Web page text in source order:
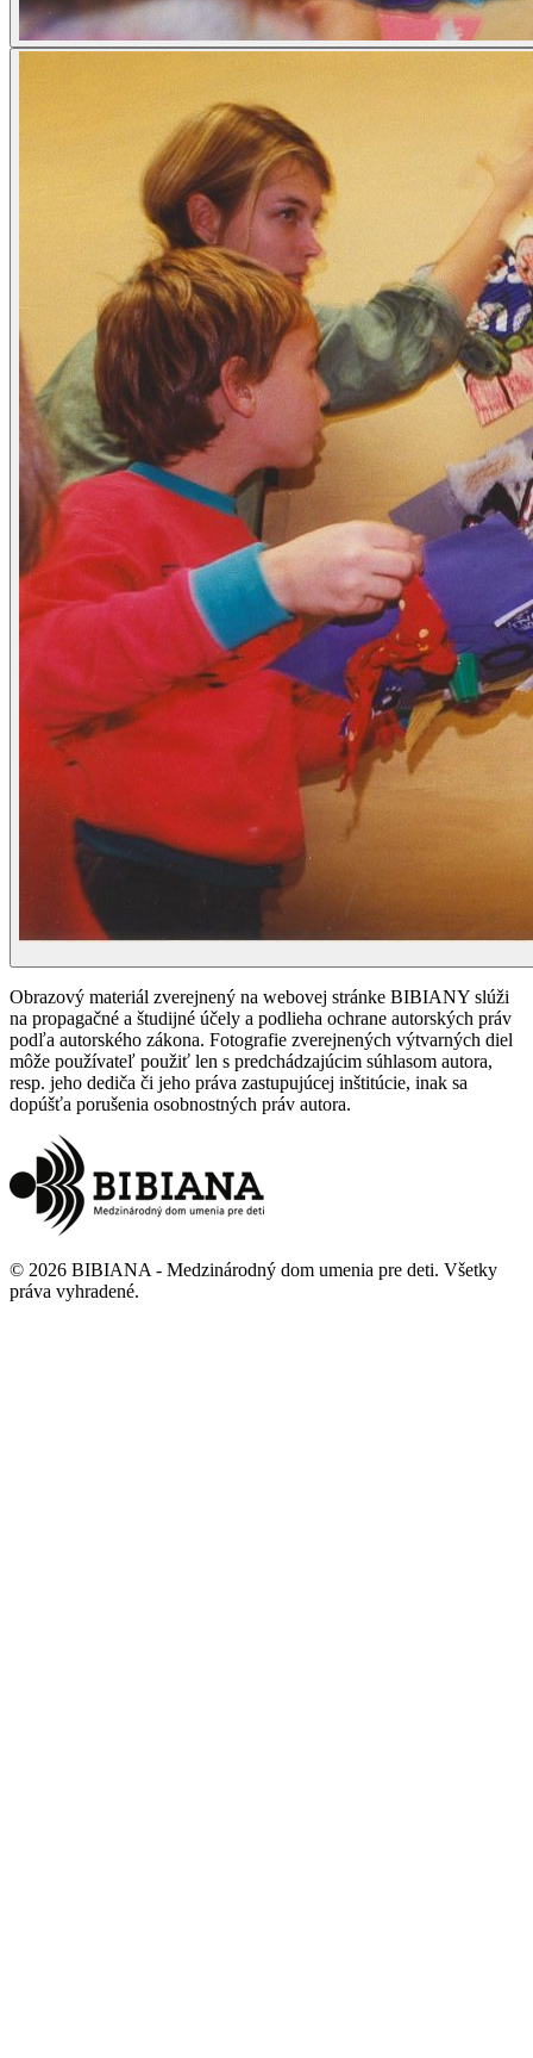
Obrazový materiál zverejnený na webovej stránke BIBIANY slúži
na propagačné a študijné účely a podlieha ochrane autorských práv
podľa autorského zákona. Fotografie zverejnených výtvarných diel
môže používateľ použiť len s predchádzajúcim súhlasom autora,
resp. jeho dediča či jeho práva zastupujúcej inštitúcie, inak sa
dopúšťa porušenia osobnostných práv autora.
© 2026 BIBIANA - Medzinárodný dom umenia pre deti. Všetky
práva vyhradené.